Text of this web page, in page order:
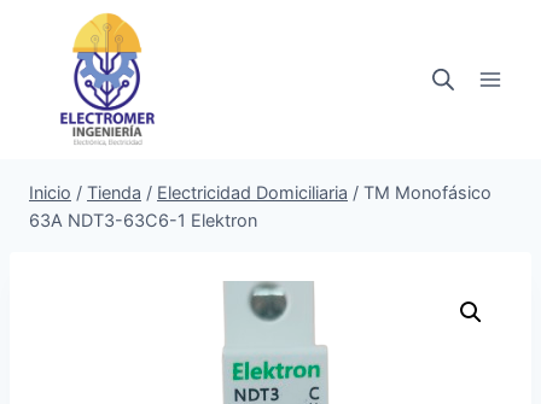
contenido
Inicio / Tienda / Electricidad Domiciliaria / TM Monofásico
63A NDT3-63C6-1 Elektron